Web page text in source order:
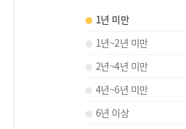
1년 미만
1년~2년 미만
2년~4년 미만
4년~6년 미만
6년 이상